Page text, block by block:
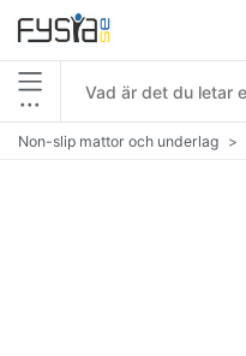
•••
Non-slip mattor och underlag